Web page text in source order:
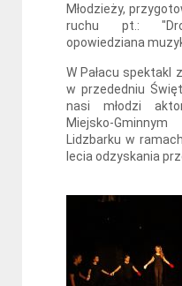
Młodzieży,
ruchu pt.:
opowiedziana
W Pałacu spektakl
w przededniu
nasi młodzi
Miejsko-
Lidzbarku w
lecia odzyskania